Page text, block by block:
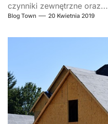
czynniki zewnętrzne oraz...
Blog Town 20 Kwietnia 2019